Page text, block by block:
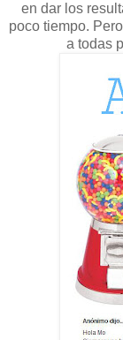
en dar los
poco tiempo.
a todas